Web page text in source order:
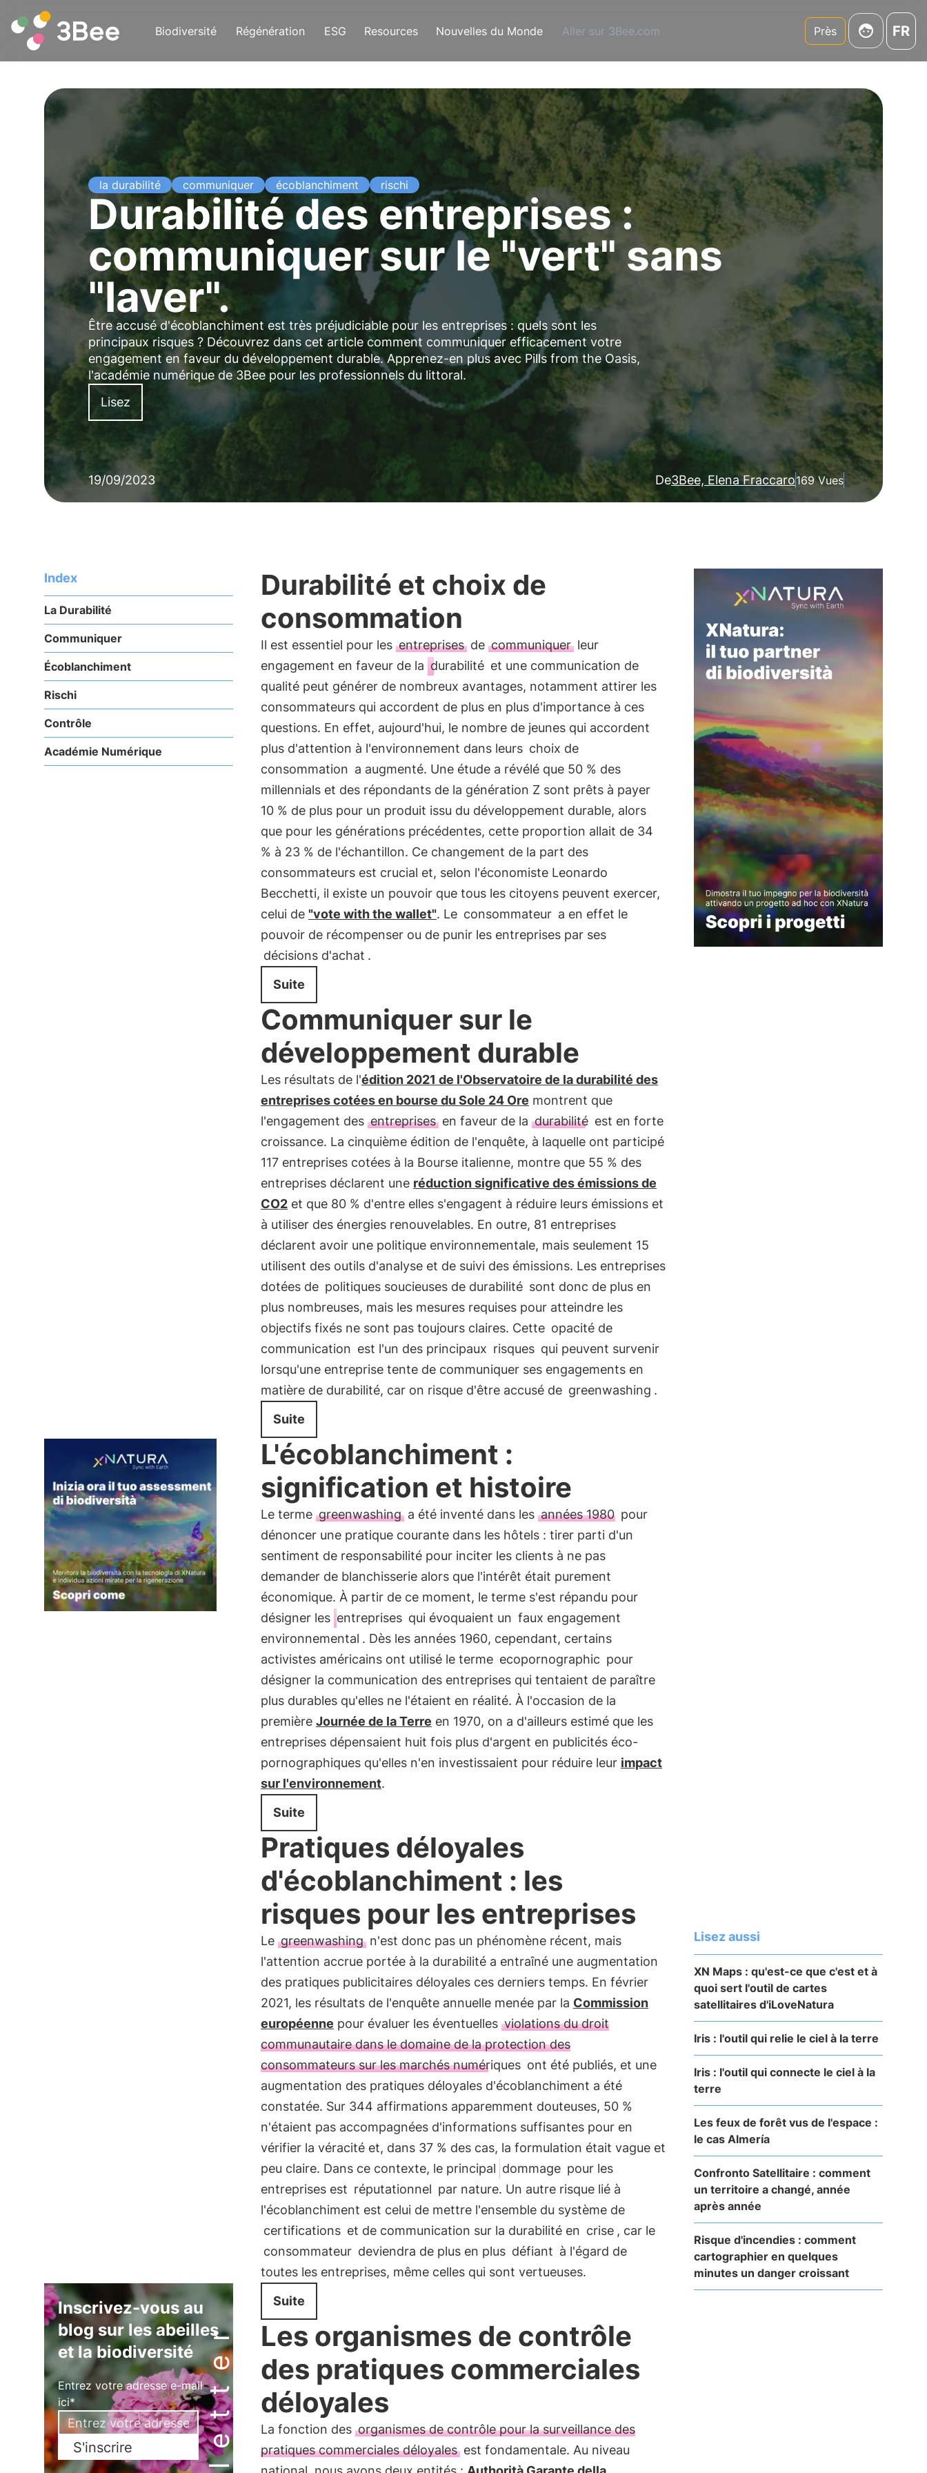
Biodiversité Régénération ESG Resources Nouvelles du Monde Aller sur 3Bee.com Près FR
la durabilité communiquer écoblanchiment rischi
Durabilité des entreprises :
communiquer sur le "vert" sans
"laver".
Être accusé d'écoblanchiment est très préjudiciable pour les entreprises : quels sont les
principaux risques ? Découvrez dans cet article comment communiquer efficacement votre
engagement en faveur du développement durable. Apprenez-en plus avec Pills from the Oasis,
l'académie numérique de 3Bee pour les professionnels du littoral.
Lisez
19/09/2023 De3Bee, Elena Fraccaro169 Vues
Index
La Durabilité
Communiquer
Écoblanchiment
Rischi
Contrôle
Académie Numérique
Inscrivez-vous au
blog sur les abeilles
et la biodiversité
Entrez votre adresse e-mail
ici*
S'inscrire
Durabilité et choix de
consommation
Il est essentiel pour les entreprisesde communiquerleur
engagement en faveur de la durabilité et une communication de
qualité peut générer de nombreux avantages, notamment attirer les
consommateurs qui accordent de plus en plus d'importance à ces
questions. En effet, aujourd'hui, le nombre de jeunes qui accordent
plus d'attention à l'environnement dans leurs choix de
consommation a augmenté. Une étude a révélé que 50 % des
millennials et des répondants de la génération Z sont prêts à payer
10 % de plus pour un produit issu du développement durable, alors
que pour les générations précédentes, cette proportion allait de 34
% à 23 % de l'échantillon. Ce changement de la part des
consommateurs est crucial et, selon l'économiste Leonardo
Becchetti, il existe un pouvoir que tous les citoyens peuvent exercer,
celui de "vote with the wallet". Le consommateur a en effet le
pouvoir de récompenser ou de punir les entreprises par ses
décisions d'achat .
Suite
Communiquer sur le
développement durable
Les résultats de l'édition 2021 de l'Observatoire de la durabilité des
entreprises cotées en bourse du Sole 24 Ore montrent que
l'engagement des entreprisesen faveur de la durabilité est en forte
croissance. La cinquième édition de l'enquête, à laquelle ont participé
117 entreprises cotées à la Bourse italienne, montre que 55 % des
entreprises déclarent une réduction significative des émissions de
CO2et que 80 % d'entre elles s'engagent à réduire leurs émissions et
à utiliser des énergies renouvelables. En outre, 81 entreprises
déclarent avoir une politique environnementale, mais seulement 15
utilisent des outils d'analyse et de suivi des émissions. Les entreprises
dotées de politiques soucieuses de durabilité sont donc de plus en
plus nombreuses, mais les mesures requises pour atteindre les
objectifs fixés ne sont pas toujours claires. Cette opacité de
communication est l'un des principaux risques qui peuvent survenir
lorsqu'une entreprise tente de communiquer ses engagements en
matière de durabilité, car on risque d'être accusé de greenwashing .
Suite
L'écoblanchiment :
signification et histoire
Le terme greenwashinga été inventé dans les années 1980 pour
dénoncer une pratique courante dans les hôtels : tirer parti d'un
sentiment de responsabilité pour inciter les clients à ne pas
demander de blanchisserie alors que l'intérêt était purement
économique. À partir de ce moment, le terme s'est répandu pour
désigner les entreprises qui évoquaient un faux engagement
environnemental . Dès les années 1960, cependant, certains
activistes américains ont utilisé le terme ecopornographic pour
désigner la communication des entreprises qui tentaient de paraître
plus durables qu'elles ne l'étaient en réalité. À l'occasion de la
première Journée de la Terre en 1970, on a d'ailleurs estimé que les
entreprises dépensaient huit fois plus d'argent en publicités éco-
pornographiques qu'elles n'en investissaient pour réduire leur impact
sur l'environnement.
Suite
Pratiques déloyales
d'écoblanchiment : les
risques pour les entreprises
Le greenwashingn'est donc pas un phénomène récent, mais
l'attention accrue portée à la durabilité a entraîné une augmentation
des pratiques publicitaires déloyales ces derniers temps. En février
2021, les résultats de l'enquête annuelle menée par la Commission
européenne pour évaluer les éventuelles violations du droit
communautaire dans le domaine de la protection des
consommateurs sur les marchés numériques ont été publiés, et une
augmentation des pratiques déloyales d'écoblanchiment a été
constatée. Sur 344 affirmations apparemment douteuses, 50 %
n'étaient pas accompagnées d'informations suffisantes pour en
vérifier la véracité et, dans 37 % des cas, la formulation était vague et
peu claire. Dans ce contexte, le principal dommage pour les
entreprises est réputationnel par nature. Un autre risque lié à
l'écoblanchiment est celui de mettre l'ensemble du système de
certifications et de communication sur la durabilité en crise , car le
consommateur deviendra de plus en plus défiant à l'égard de
toutes les entreprises, même celles qui sont vertueuses.
Suite
Les organismes de contrôle
des pratiques commerciales
déloyales
La fonction des organismes de contrôle pour la surveillance des
pratiques commerciales déloyalesest fondamentale. Au niveau
Lisez aussi
XN Maps : qu'est-ce que c'est et à
quoi sert l'outil de cartes
satellitaires d'iLoveNatura
Iris : l'outil qui relie le ciel à la terre
Iris : l'outil qui connecte le ciel à la
terre
Les feux de forêt vus de l'espace :
le cas Almería
Confronto Satellitaire : comment
un territoire a changé, année
après année
Risque d'incendies : comment
cartographier en quelques
minutes un danger croissant